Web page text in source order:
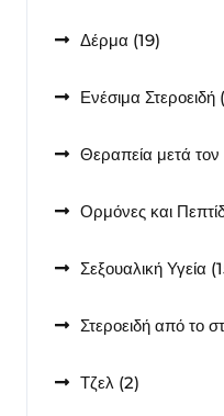
Δέρμα 1919
Ενέσιμα Στεροειδή
Θεραπεία μετά
Ορμόνες και
Σεξουαλική Υγεία
Στεροειδή από το
Τζελ 22